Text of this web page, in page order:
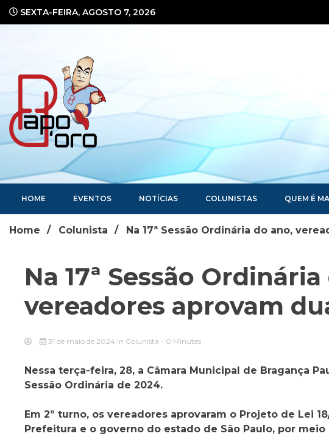
SEXTA-FEIRA, AGOSTO 7, 2026
Portal de Notícias
HOME EVENTOS NOTÍCIAS COLUNISTAS QUEM É
Home Colunista Na 17ª Sessão Ordinária do ano,
Na 17ª Sessão
vereadores aprovam
31 de maio de 2024 in Colunista - 0 Minutes
Nessa terça-feira, 28, a Câmara Municipal de Bragança
Sessão Ordinária de 2024.
Em 2º turno, os vereadores aprovaram o Projeto de Lei
Prefeitura e o governo do estado de São Paulo, por meio